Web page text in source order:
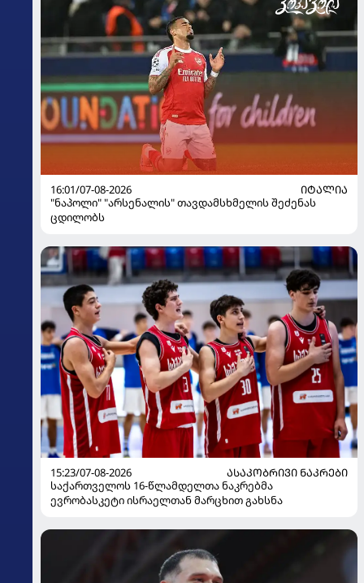
16:01/07-08-2026
ᲘᲢᲐᲚᲘᲐ
"ნაპოლი" "არსენალის" თავდამსხმელის შეძენას
ცდილობს
15:23/07-08-2026
ᲐᲡᲐᲙᲝᲑᲠᲘᲕᲘ ᲜᲐᲙᲠᲔᲑᲘ
საქართველოს 16-წლამდელთა ნაკრებმა
ევრობასკეტი ისრაელთან მარცხით გახსნა